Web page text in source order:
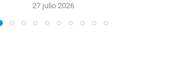
27 julio 2026